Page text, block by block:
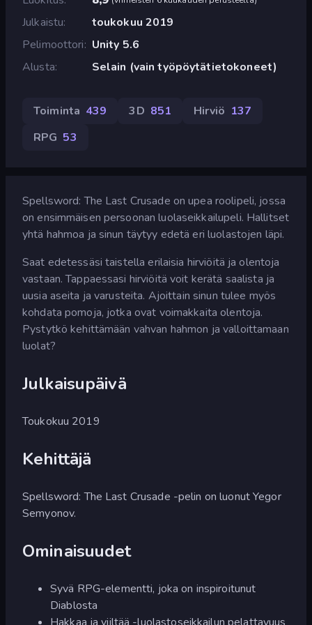
Julkaistu
toukokuu 2019
Pelimoottori
Unity 5.6
Alusta
Selain (vain työpöytätietokoneet)
Toiminta 439 3D 851 Hirviö 137
RPG 53
Spellsword: The Last Crusade on upea roolipeli, jossa
on ensimmäisen persoonan luolaseikkailupeli. Hallitset
yhtä hahmoa ja sinun täytyy edetä eri luolastojen läpi.
Saat edetessäsi taistella erilaisia hirviöitä ja olentoja
vastaan. Tappaessasi hirviöitä voit kerätä saalista ja
uusia aseita ja varusteita. Ajoittain sinun tulee myös
kohdata pomoja, jotka ovat voimakkaita olentoja.
Pystytkö kehittämään vahvan hahmon ja valloittamaan
luolat?
Julkaisupäivä
Toukokuu 2019
Kehittäjä
Spellsword: The Last Crusade -pelin on luonut Yegor
Semyonov.
Ominaisuudet
Syvä RPG-elementti, joka on inspiroitunut
Diablosta